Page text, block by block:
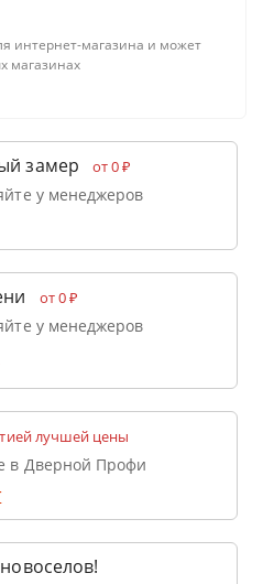
интернет-магазина и может
магазинах
замер от 0 ₽
у менеджеров
от 0 ₽
у менеджеров
лучшей цены
в Дверной Профи